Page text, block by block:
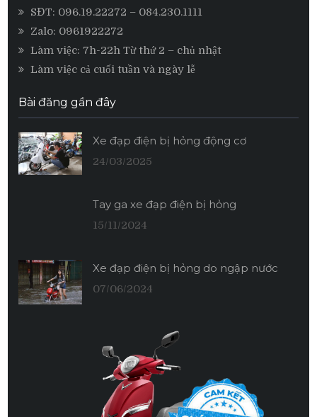
SĐT: 096.19.22272 – 084.230.1111
Zalo: 0961922272
Làm việc: 7h-22h Từ thứ 2 – chủ nhật
Làm việc cả cuối tuần và ngày lễ
Bài đăng gần đây
Xe đạp điện bị hỏng động cơ
24/03/2025
Tay ga xe đạp điện bị hỏng
15/11/2024
Xe đạp điện bị hỏng do ngập nước
07/06/2024